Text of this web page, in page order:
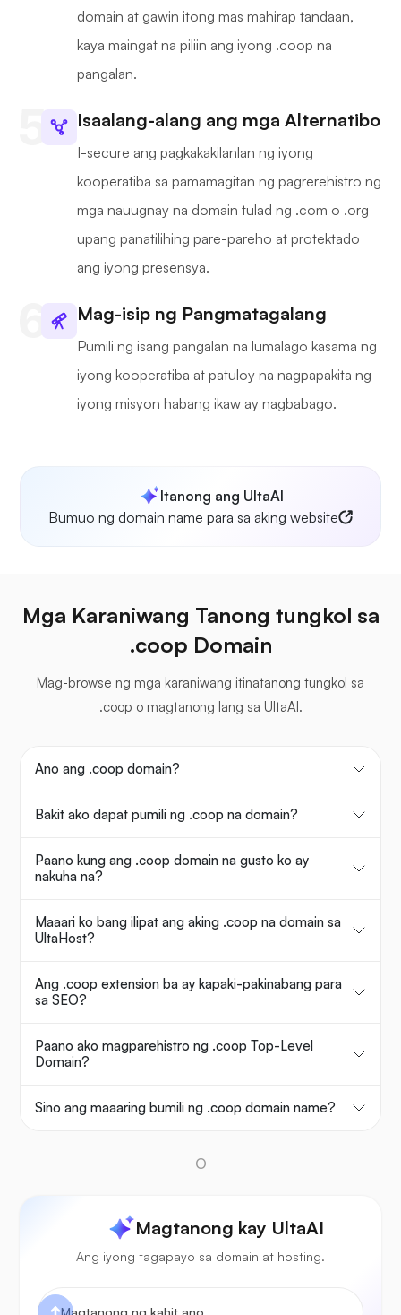
domain at gawin itong mas mahirap tandaan,
kaya maingat na piliin ang iyong .coop na
pangalan.
Isaalang-alang ang mga Alternatibo
I-secure ang pagkakakilanlan ng iyong
kooperatiba sa pamamagitan ng pagrerehistro ng
mga nauugnay na domain tulad ng .com o .org
upang panatilihing pare-pareho at protektado
ang iyong presensya.
Mag-isip ng Pangmatagalang
Pumili ng isang pangalan na lumalago kasama ng
iyong kooperatiba at patuloy na nagpapakita ng
iyong misyon habang ikaw ay nagbabago.
Itanong ang UltaAI
Bumuo ng domain name para sa aking website
Mga Karaniwang Tanong tungkol sa
.coop Domain
Mag-browse ng mga karaniwang itinatanong tungkol sa
.coop o magtanong lang sa UltaAI.
Ano ang .coop domain?
Bakit ako dapat pumili ng .coop na domain?
Paano kung ang .coop domain na gusto ko ay
nakuha na?
Maaari ko bang ilipat ang aking .coop na domain sa
UltaHost?
Ang .coop extension ba ay kapaki-pakinabang para
sa SEO?
Paano ako magparehistro ng .coop Top-Level
Domain?
Sino ang maaaring bumili ng .coop domain name?
O
Magtanong kay UltaAI
Ang iyong tagapayo sa domain at hosting.